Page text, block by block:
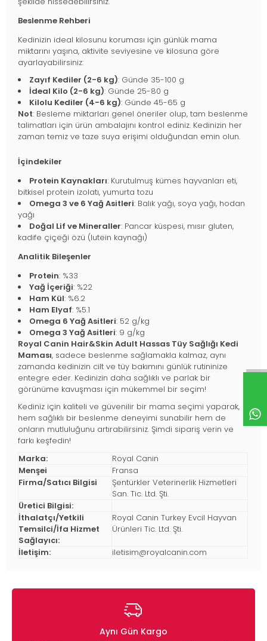
Beslenme Rehberi
Kedinizin ideal kilosunu koruması için günlük mama
miktarını yaşına, aktivite seviyesine ve kilosuna göre
ayarlayabilirsiniz:
Zayıf Kediler (2-6 kg): Günde 35-100 g
İdeal Kilo (2-6 kg): Günde 25-80 g
Kilolu Kediler (4-6 kg): Günde 45-65 g
Not: Besleme miktarları genel öneriler olup, tam beslenme
talimatları için ürün ambalajını kontrol ediniz. Kedinizin her
zaman temiz ve taze suya erişimi olduğundan emin olun.
İçindekiler
Protein Kaynakları: Kurutulmuş kümes hayvanları eti,
bitkisel protein izolatı, yumurta tozu
Omega 3 ve 6 Yağ Asitleri: Balık yağı, soya yağı, hodan
yağı
Doğal Lif ve Mineraller: Pancar küspesi, mısır gluten,
kadife çiçeği özü (lutein kaynağı)
Analitik Bileşenler
Protein: %33
Yağ İçeriği: %22
Ham Kül: %6.2
Ham Elyaf: %5.1
Omega 6 Yağ Asitleri: 52 g/kg
Omega 3 Yağ Asitleri: 9 g/kg
Royal Canin Hair&Skin Adult Hassas Tüy Sağlığı Kedi
Maması, sadece beslenme sağlamakla kalmaz, aynı
zamanda kedinizin cilt ve tüy bakımını günlük rutininize
entegre eder. Kedinizin daha sağlıklı ve parlak bir
görünüme kavuşması için mükemmel bir seçim!
Kediniz için kaliteli ve güvenilir bir mama seçimi yaparak,
hem sağlıklı bir beslenme deneyimi sunabilir hem de
onların mutluluğunu artırabilirsiniz. Şimdi sipariş verin ve
farkı keşfedin!
Marka:
Royal Canin
Menşei
Fransa
Firma/Satıcı Bilgisi
Şentürkler Veterinerlik Hizmetleri
San. Tic. Ltd. Şti.
Üretici Bilgisi:
İthalatçı/Yetkili
Temsilci/İfa Hizmet
Sağlayıcı:
Royal Canin Turkey Evcil Hayvan
Ürünleri Tic. Ltd. Şti.
İletişim: iletisim@royalcanin.com
Aynı Gün Kargo